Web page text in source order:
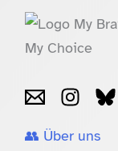
👥 Über uns